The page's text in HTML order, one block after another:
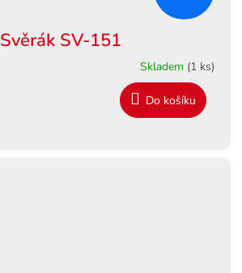
Svěrák SV-151
Skladem (1 ks)
Do košíku